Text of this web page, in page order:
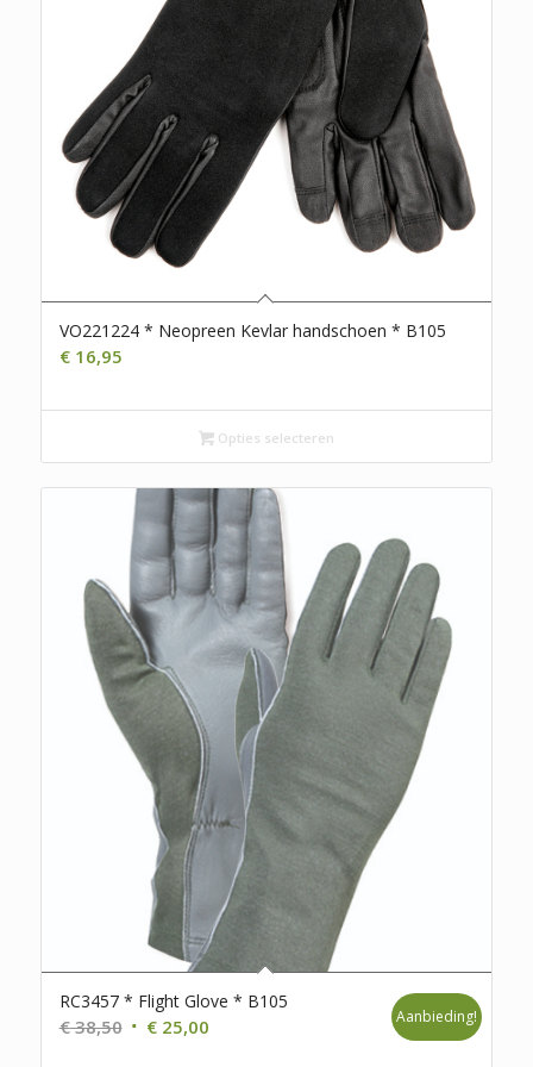
VO221224 * Neopreen Kevlar handschoen * B105
€16,95
Opties selecteren
RC3457 * Flight Glove * B105
€38,50 Oorspronkelijke
€25,00Huidige
Aanbieding!